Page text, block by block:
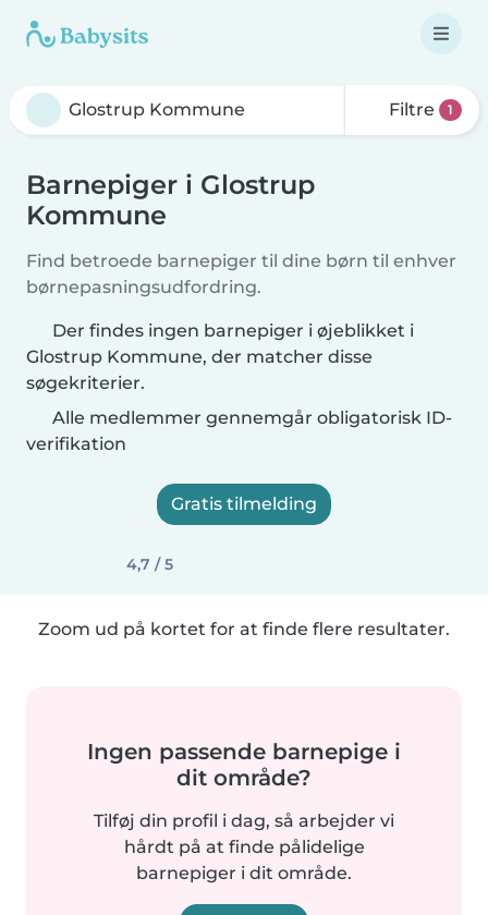
Filtre 1
Barnepiger i Glostrup
Kommune
Find betroede barnepiger til dine børn til enhver
børnepasningsudfordring.
Der findes ingen barnepiger i øjeblikket i
Glostrup Kommune, der matcher disse
søgekriterier.
Alle medlemmer gennemgår obligatorisk ID-
verifikation
Gratis tilmelding
4,7 / 5
Zoom ud på kortet for at finde flere resultater.
Ingen passende barnepige i
dit område?
Tilføj din profil i dag, så arbejder vi
hårdt på at finde pålidelige
barnepiger i dit område.